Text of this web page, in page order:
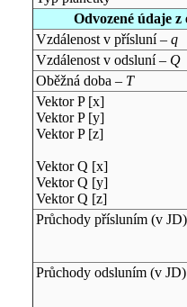
Odvozené údaje
Vzdálenost v přísluní – q
Vzdálenost v odsluní – Q
Oběžná doba – T
Vektor P [x]
Vektor P [y]
Vektor P [z]
Vektor Q [x]
Vektor Q [y]
Vektor Q [z]
Průchody přísluním (v JD)
Průchody odsluním (v JD)